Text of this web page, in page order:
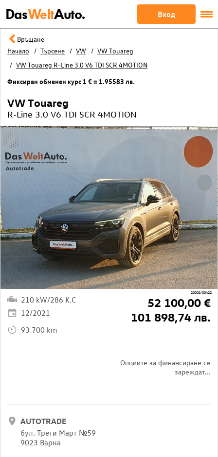
DasWeltAuto. Вход
Връщане
Начало
Търсене VW
VW Touareg
VW Touareg R-Line 3.0 V6 TDI SCR 4MOTION
Фиксиран обменен курс 1 € = 1.95583 лв.
20002/00422
VW Touareg
R-Line 3.0 V6 TDI SCR 4MOTION
210 kW/286 K.C
12/2021
93 700 km
Опциите за финансиране се
зареждат...
52 100,00 €
101 898,74 лв.
AUTOTRADE
бул. Трети Март №59
9023 Варна